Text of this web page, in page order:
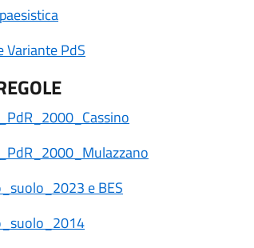
Variante PdS
e BES